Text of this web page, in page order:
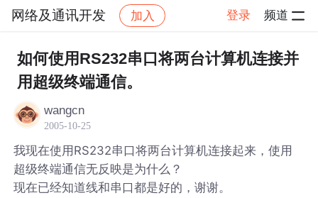
网络及通讯开发 加入 登录 频道
社区 网络及通讯开发 帖子详情
如何使用RS232串口将两台计算机连接并
用超级终端通信。
wangcn
2005-10-25
我现在使用RS232串口将两台计算机连接起来，使用
超级终端通信无反映是为什么？
现在已经知道线和串口都是好的，谢谢。